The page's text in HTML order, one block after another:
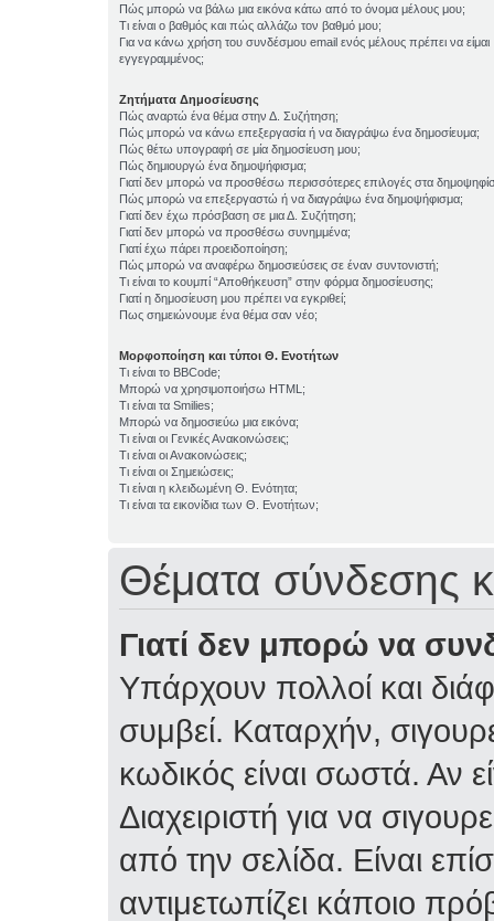
Πώς μπορώ να βάλω μια εικόνα κάτω από το όνομα μέλους μου;
Τι είναι ο βαθμός και πώς αλλάζω τον βαθμό μου;
Για να κάνω χρήση του συνδέσμου email ενός μέλους πρέπει να είμαι
εγγεγραμμένος;
Ζητήματα Δημοσίευσης
Πώς αναρτώ ένα θέμα στην Δ. Συζήτηση;
Πώς μπορώ να κάνω επεξεργασία ή να διαγράψω ένα δημοσίευμα;
Πώς θέτω υπογραφή σε μία δημοσίευση μου;
Πώς δημιουργώ ένα δημοψήφισμα;
Γιατί δεν μπορώ να προσθέσω περισσότερες επιλογές στα
Πώς μπορώ να επεξεργαστώ ή να διαγράψω ένα δημοψήφισμα;
Γιατί δεν έχω πρόσβαση σε μια Δ. Συζήτηση;
Γιατί δεν μπορώ να προσθέσω συνημμένα;
Γιατί έχω πάρει προειδοποίηση;
Πώς μπορώ να αναφέρω δημοσιεύσεις σε έναν συντονιστή;
Τι είναι το κουμπί “Αποθήκευση” στην φόρμα δημοσίευσης;
Γιατί η δημοσίευση μου πρέπει να εγκριθεί;
Πως σημειώνουμε ένα θέμα σαν νέο;
Μορφοποίηση και τύποι Θ. Ενοτήτων
Τι είναι το BBCode;
Μπορώ να χρησιμοποιήσω HTML;
Τι είναι τα Smilies;
Μπορώ να δημοσιεύω μια εικόνα;
Τι είναι οι Γενικές Ανακοινώσεις;
Τι είναι οι Ανακοινώσεις;
Τι είναι οι Σημειώσεις;
Τι είναι η κλειδωμένη Θ. Ενότητα;
Τι είναι τα εικονίδια των Θ. Ενοτήτων;
Θέματα σύνδεσης
Γιατί δεν μπορώ να
Υπάρχουν πολλοί και
συμβεί. Καταρχήν,
κωδικός είναι σωστά. Αν
Διαχειριστή για να
από την σελίδα. Είναι
αντιμετωπίζει κάποιο